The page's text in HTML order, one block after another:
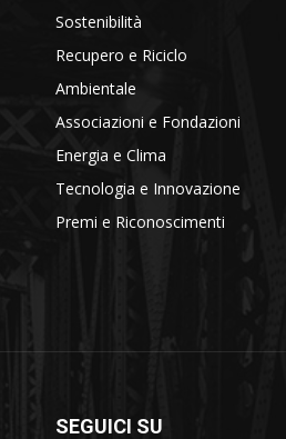
Sostenibilità
Recupero e Riciclo
Ambientale
Associazioni e Fondazioni
Energia e Clima
Tecnologia e Innovazione
Premi e Riconoscimenti
SEGUICI SU